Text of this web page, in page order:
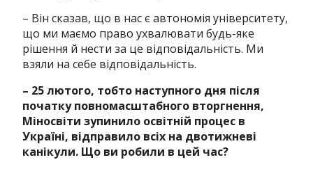
– Він сказав, що в нас є автономія університету,
що ми маємо право ухвалювати будь-яке
рішення й нести за це відповідальність. Ми
взяли на себе відповідальність.
– 25 лютого, тобто наступного дня після
початку повномасштабного вторгнення,
Міносвіти зупинило освітній процес в
Україні, відправило всіх на двотижневі
канікули. Що ви робили в цей час?